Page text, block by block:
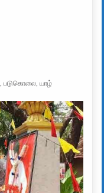
படுகொலை யாழ்